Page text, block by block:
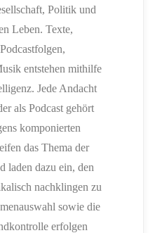
Politik und
Leben. Texte,
entstehen mithilfe
Jede Andacht
als Podcast gehört
komponierten
das Thema der
laden dazu ein, den
nachklingen zu
sowie die
erfolgen